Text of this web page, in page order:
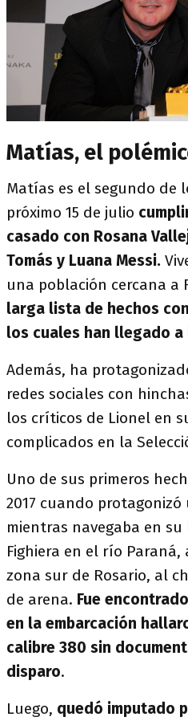
Matías, el
Matías es el segundo de
próximo 15 de julio
casado con Rosana
Tomás y Luana Messi.
una población cercana a
larga lista de hechos
los cuales han llegado a
Además, ha
redes sociales con
los críticos de Lionel en
complicados en la
Uno de sus primeros
2017 cuando
mientras navegaba en
Fighiera en el río Paraná,
zona sur de Rosario, al
de arena. Fue
en la embarcación
calibre 380 sin
disparo.
Luego, quedó imputado